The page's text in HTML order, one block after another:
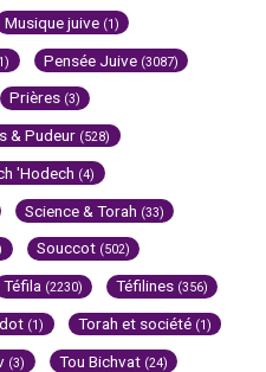
Musique juive (1)
Pensée Juive (3087)
Prières (3)
& Pudeur (528)
'Hodech (4)
Science & Torah (33)
Souccot (502)
Téfila (2230) Téfilines (356)
(1) Torah et société (1)
(3) Tou Bichvat (24)